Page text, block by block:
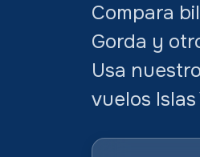
Compara
Gorda y
Usa
vuelos